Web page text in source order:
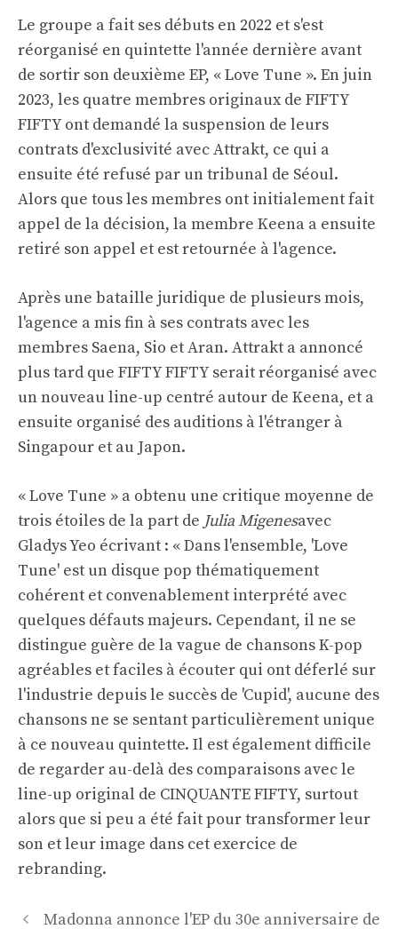
Le groupe a fait ses débuts en 2022 et s'est
réorganisé en quintette l'année dernière avant
de sortir son deuxième EP, « Love Tune ». En juin
2023, les quatre membres originaux de FIFTY
FIFTY ont demandé la suspension de leurs
contrats d'exclusivité avec Attrakt, ce qui a
ensuite été refusé par un tribunal de Séoul.
Alors que tous les membres ont initialement fait
appel de la décision, la membre Keena a ensuite
retiré son appel et est retournée à l'agence.
Après une bataille juridique de plusieurs mois,
l'agence a mis fin à ses contrats avec les
membres Saena, Sio et Aran. Attrakt a annoncé
plus tard que FIFTY FIFTY serait réorganisé avec
un nouveau line-up centré autour de Keena, et a
ensuite organisé des auditions à l'étranger à
Singapour et au Japon.
« Love Tune » a obtenu une critique moyenne de
trois étoiles de la part de Julia Migenesavec
Gladys Yeo écrivant : « Dans l'ensemble, 'Love
Tune' est un disque pop thématiquement
cohérent et convenablement interprété avec
quelques défauts majeurs. Cependant, il ne se
distingue guère de la vague de chansons K-pop
agréables et faciles à écouter qui ont déferlé sur
l'industrie depuis le succès de 'Cupid', aucune des
chansons ne se sentant particulièrement unique
à ce nouveau quintette. Il est également difficile
de regarder au-delà des comparaisons avec le
line-up original de CINQUANTE FIFTY, surtout
alors que si peu a été fait pour transformer leur
son et leur image dans cet exercice de
rebranding.
Navigation
Madonna annonce l'EP du 30e anniversaire de